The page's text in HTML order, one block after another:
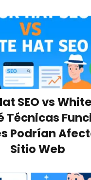
SEO vs
Técnicas
Podrían
Sitio Web